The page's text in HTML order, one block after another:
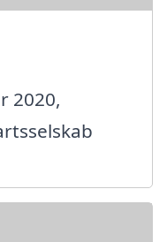
2020,